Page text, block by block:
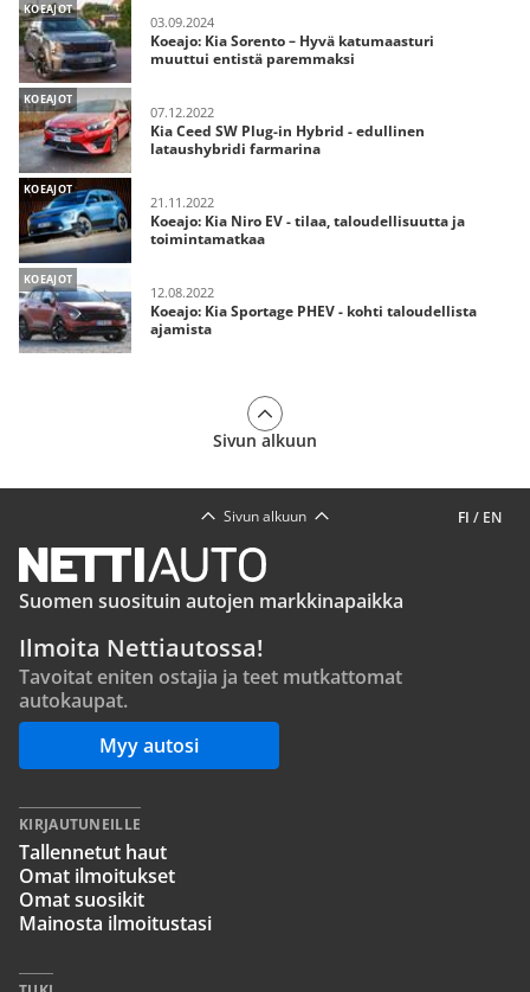
KOEAJOT
03.09.2024
Koeajo: Kia Sorento – Hyvä katumaasturi
muuttui entistä paremmaksi
KOEAJOT
07.12.2022
Kia Ceed SW Plug-in Hybrid - edullinen
lataushybridi farmarina
KOEAJOT
21.11.2022
Koeajo: Kia Niro EV - tilaa, taloudellisuutta ja
toimintamatkaa
KOEAJOT
12.08.2022
Koeajo: Kia Sportage PHEV - kohti taloudellista
ajamista
Sivun alkuun
FI / EN
Sivun alkuun
Suomen suosituin autojen markkinapaikka
Ilmoita Nettiautossa!
Tavoitat eniten ostajia ja teet mutkattomat
autokaupat.
Myy autosi
KIRJAUTUNEILLE
Tallennetut haut
Omat ilmoitukset
Omat suosikit
Mainosta ilmoitustasi